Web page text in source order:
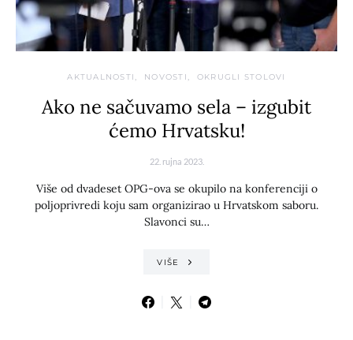
AKTUALNOSTI NOVOSTI OKRUGLI STOLOVI
Ako ne sačuvamo sela – izgubit
ćemo Hrvatsku!
22. rujna 2023.
Više od dvadeset OPG-ova se okupilo na konferenciji o
poljoprivredi koju sam organizirao u Hrvatskom saboru.
Slavonci su…
VIŠE